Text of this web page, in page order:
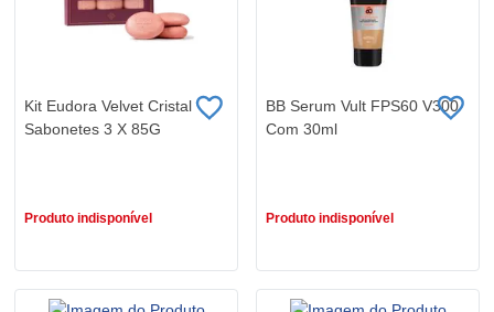
Kit Eudora Velvet Cristal
Sabonetes 3 X 85G
Produto indisponível
BB Serum Vult FPS60 V300
Com 30ml
Produto indisponível